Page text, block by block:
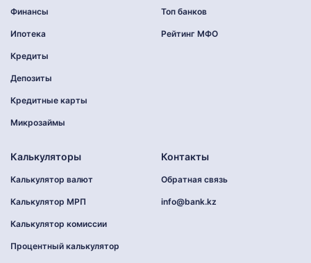
Финансы
Ипотека
Кредиты
Депозиты
Кредитные карты
Микрозаймы
Топ банков
Рейтинг МФО
Калькуляторы
Калькулятор валют
Калькулятор МРП
Калькулятор комиссии
Процентный калькулятор
Контакты
Обратная связь
info@bank.kz